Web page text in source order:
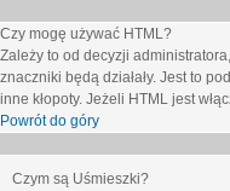
Czy mogę używać HTML?
Zależy to od decyzji
znaczniki będą działały. Jest to
inne kłopoty. Jeżeli HTML jest
Powrót do góry
Czym są Uśmieszki?